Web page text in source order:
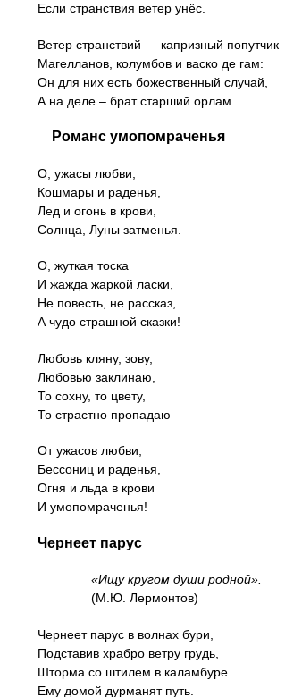
Если странствия ветер унёс.
Ветер странствий — капризный попутчик
Магелланов, колумбов и васко де гам:
Он для них есть божественный случай,
А на деле ‒ брат старший орлам.
Романс умопомраченья
О, ужасы любви,
Кошмары и раденья,
Лед и огонь в крови,
Солнца, Луны затменья.
О, жуткая тоска
И жажда жаркой ласки,
Не повесть, не рассказ,
А чудо страшной сказки!
Любовь кляну, зову,
Любовью заклинаю,
То сохну, то цвету,
То страстно пропадаю
От ужасов любви,
Бессониц и раденья,
Огня и льда в крови
И умопомраченья!
Чернеет парус
«Ищу кругом души родной».
(М.Ю. Лермонтов)
Чернеет парус в волнах бури,
Подставив храбро ветру грудь,
Шторма со штилем в каламбуре
Ему домой дурманят путь.